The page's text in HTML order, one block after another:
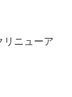
リニューア